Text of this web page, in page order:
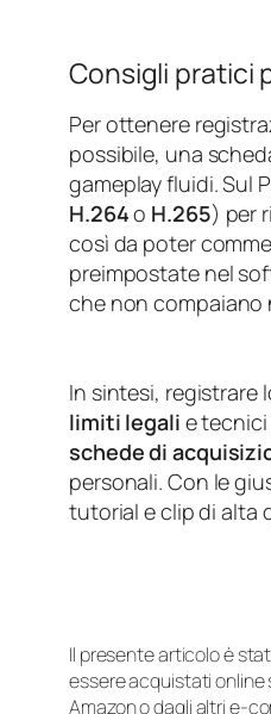
Consigli pratici
Per ottenere
possibile, una
gameplay fluidi. Sul
H.264o H.265) per
così da poter
preimpostate nel
che non compaiano
In sintesi, registrare
limiti legali e tecnici
schede di
personali. Con le
tutorial e clip di alta
Il presente articolo è
essere acquistati online
Amazon o dagli altri e-